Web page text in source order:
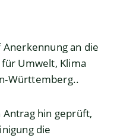
an die
Umwelt, Klima
Württemberg..
hin geprüft,
die